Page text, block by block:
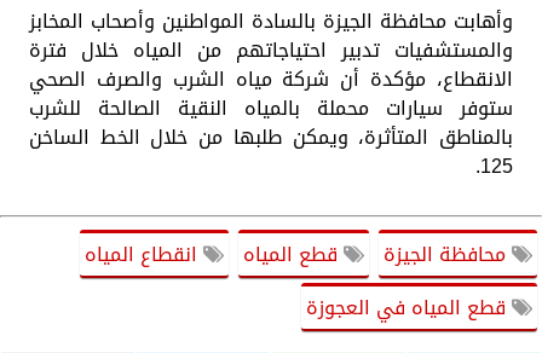
وأهابت محافظة الجيزة بالسادة المواطنين وأصحاب المخابز
والمستشفيات تدبير احتياجاتهم من المياه خلال فترة
الانقطاع، مؤكدة أن شركة مياه الشرب والصرف الصحي
ستوفر سيارات محملة بالمياه النقية الصالحة للشرب
بالمناطق المتأثرة، ويمكن طلبها من خلال الخط الساخن
125.
محافظة الجيزة قطع المياه
انقطاع المياه
قطع المياه في العجوزة